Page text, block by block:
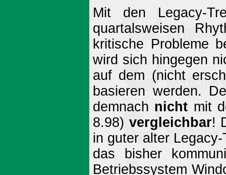
Mit den Legacy-
quartalsweisen
kritische Probleme
wird sich hingegen
auf dem (nicht
basieren werden.
demnach nicht mit
8.98) vergleichbar!
in guter alter
das bisher
Betriebssystem